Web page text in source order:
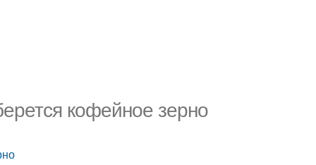
кофейное зерно